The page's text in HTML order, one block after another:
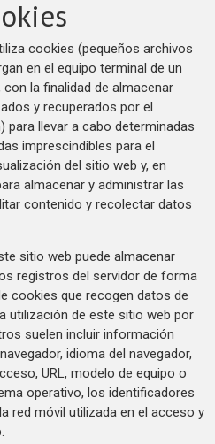
cookies (pequeños archivos
en el equipo terminal de un
la finalidad de almacenar
y recuperados por el
para llevar a cabo determinadas
imprescindibles para el
del sitio web y, en
almacenar y administrar las
contenido y recolectar datos
sitio web puede almacenar
registros del servidor de forma
cookies que recogen datos de
utilización de este sitio web por
suelen incluir información
idioma del navegador,
URL, modelo de equipo o
operativo, los identificadores
red móvil utilizada en el acceso y